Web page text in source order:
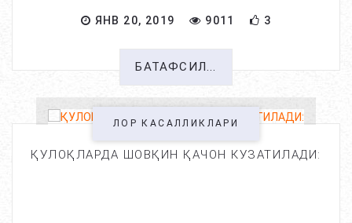
ЯНВ 20, 2019 9011 3
БАТАФСИЛ...
ЛОР КАСАЛЛИКЛАРИ
ҚУЛОҚЛАРДА ШОВҚИН ҚАЧОН КУЗАТИЛАДИ: